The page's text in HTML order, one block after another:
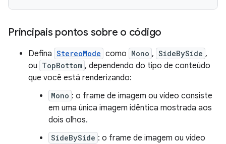
Principais pontos sobre o código
Defina StereoMode como Mono , SideBySide ,
ou TopBottom , dependendo do tipo de conteúdo
que você está renderizando:
Mono : o frame de imagem ou vídeo consiste
em uma única imagem idêntica mostrada aos
dois olhos.
SideBySide : o frame de imagem ou vídeo